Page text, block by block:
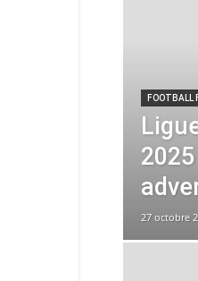
FOOTBALL
27 octobre